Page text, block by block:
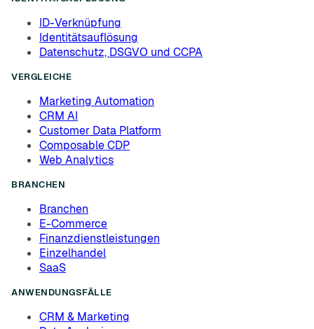
ID-Verknüpfung
Identitätsauflösung
Datenschutz, DSGVO und CCPA
VERGLEICHE
Marketing Automation
CRM AI
Customer Data Platform
Composable CDP
Web Analytics
BRANCHEN
Branchen
E-Commerce
Finanzdienstleistungen
Einzelhandel
SaaS
ANWENDUNGSFÄLLE
CRM & Marketing